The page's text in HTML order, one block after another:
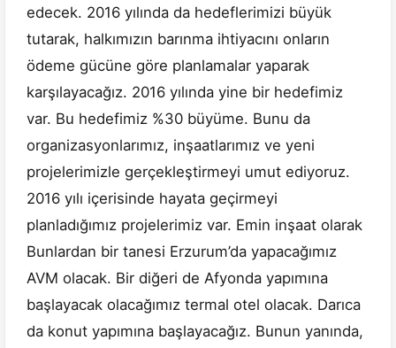
edecek. 2016 yılında da hedeflerimizi büyük
tutarak, halkımızın barınma ihtiyacını onların
ödeme gücüne göre planlamalar yaparak
karşılayacağız. 2016 yılında yine bir hedefimiz
var. Bu hedefimiz %30 büyüme. Bunu da
organizasyonlarımız, inşaatlarımız ve yeni
projelerimizle gerçekleştirmeyi umut ediyoruz.
2016 yılı içerisinde hayata geçirmeyi
planladığımız projelerimiz var. Emin inşaat olarak
Bunlardan bir tanesi Erzurum’da yapacağımız
AVM olacak. Bir diğeri de Afyonda yapımına
başlayacak olacağımız termal otel olacak. Darıca
da konut yapımına başlayacağız. Bunun yanında,